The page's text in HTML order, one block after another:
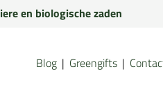
en biologische zaden
Blog Greengifts